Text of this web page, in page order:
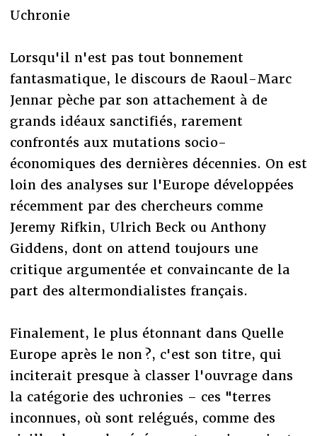
Uchronie
Lorsqu'il n'est pas tout bonnement
fantasmatique, le discours de Raoul-Marc
Jennar pèche par son attachement à de
grands idéaux sanctifiés, rarement
confrontés aux mutations socio-
économiques des dernières décennies. On est
loin des analyses sur l'Europe développées
récemment par des chercheurs comme
Jeremy Rifkin, Ulrich Beck ou Anthony
Giddens, dont on attend toujours une
critique argumentée et convaincante de la
part des altermondialistes français.
Finalement, le plus étonnant dans Quelle
Europe après le non ?, c'est son titre, qui
inciterait presque à classer l'ouvrage dans
la catégorie des uchronies – ces "terres
inconnues, où sont relégués, comme des